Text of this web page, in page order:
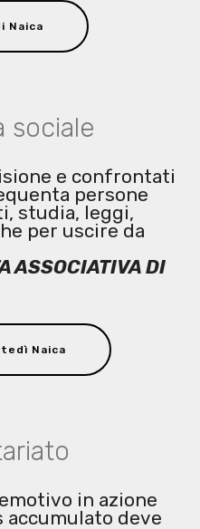
Naica
sociale
e confrontati
persone
studia, leggi,
per uscire da
ASSOCIATIVA DI
Naica
in azione
accumulato deve